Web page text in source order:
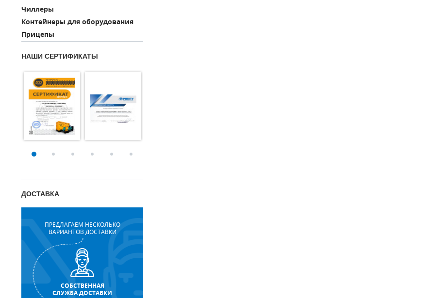
Чиллеры
Контейнеры для оборудования
Прицепы
НАШИ СЕРТИФИКАТЫ
ДОСТАВКА
ПРЕДЛАГАЕМ НЕСКОЛЬКО
ВАРИАНТОВ ДОСТАВКИ
СОБСТВЕННАЯ
СЛУЖБА ДОСТАВКИ
ШЛАНГИ ДЛЯ МОТОПОМП
ДЛЯ ВАКУУМНЫХ НАСОСОВ